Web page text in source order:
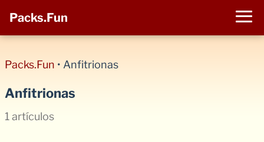
Packs.Fun
Packs.Fun • Anfitrionas
Anfitrionas
1 artículos